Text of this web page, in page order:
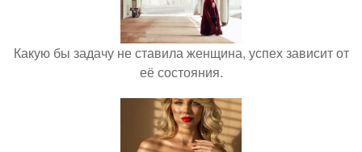
Какую бы задачу не ставила женщина, успех зависит от
её состояния.